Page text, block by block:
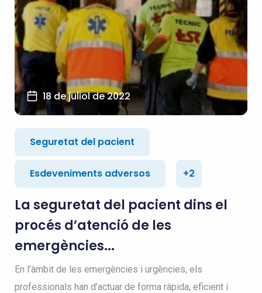
18 de juliol de 2022
Seguretat del pacient
Esdeveniments adversos +2
La seguretat del pacient dins el
procés d’atenció de les
emergències...
En l’àmbit de les emergències i urgències, els
professionals han d’actuar de forma ràpida, eficient i